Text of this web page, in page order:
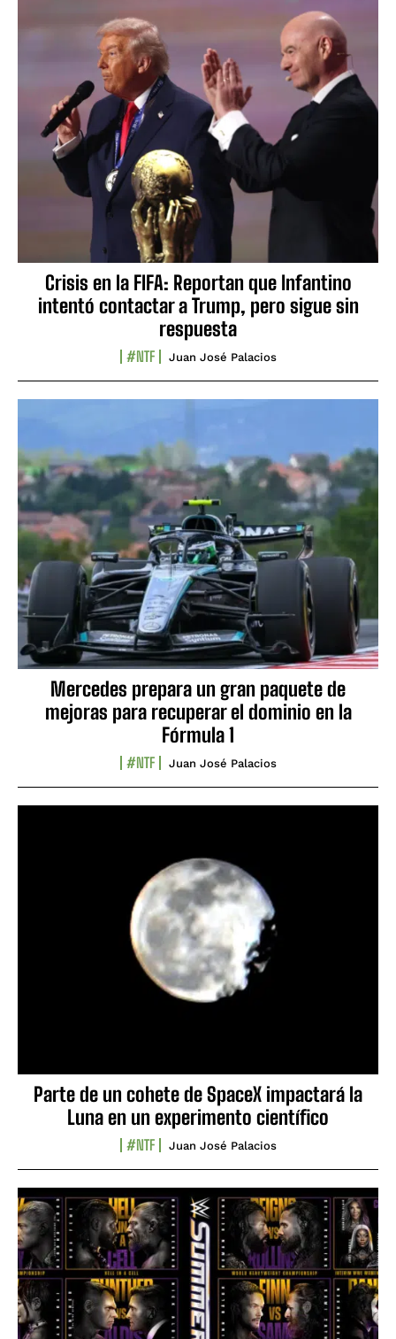
Crisis en la FIFA: Reportan que Infantino
intentó contactar a Trump, pero sigue sin
respuesta
#NTF Juan José Palacios
Mercedes prepara un gran paquete de
mejoras para recuperar el dominio en la
Fórmula 1
#NTF Juan José Palacios
Parte de un cohete de SpaceX impactará la
Luna en un experimento científico
#NTF Juan José Palacios